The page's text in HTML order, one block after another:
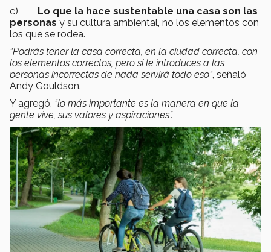
c) Lo que la hace sustentable una casa son las
personas y su cultura ambiental, no los elementos con
los que se rodea.
“Podrás tener la casa correcta, en la ciudad correcta, con
los elementos correctos, pero si le introduces a las
personas incorrectas de nada servirá todo eso”, señaló
Andy Gouldson.
Y agregó, “lo más importante es la manera en que la
gente vive, sus valores y aspiraciones”.